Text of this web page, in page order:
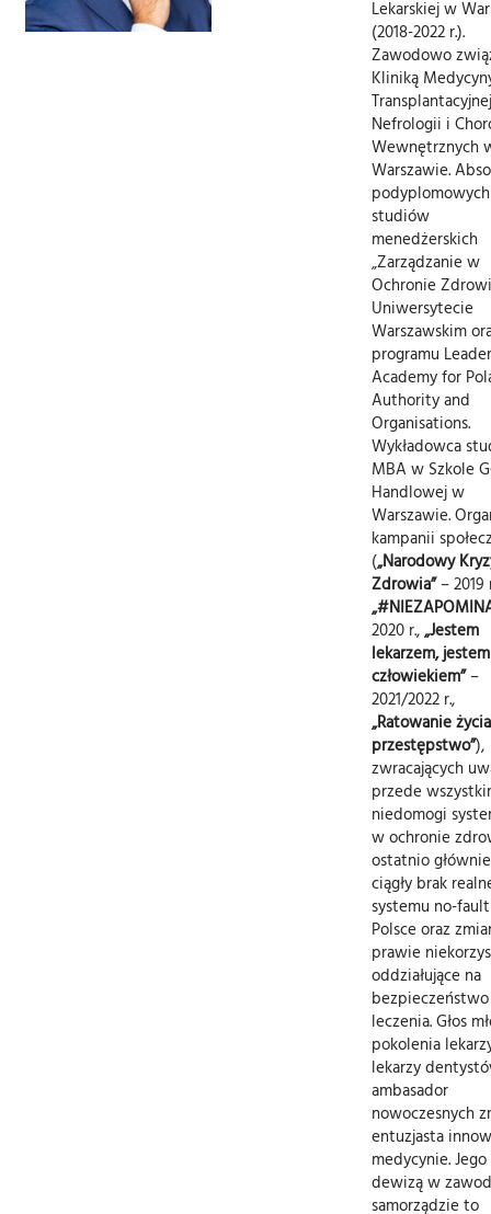
Lekarskiej w
(2018-2022 r.).
Zawodowo
Kliniką
Nefrologii i
Wewnętrznych
Warszawie.
podyplomowych
studiów
menedżerskich
„Zarządzanie w
Ochronie
Uniwersytecie
Warszawskim
programu
Academy for
Authority and
Organisations.
Wykładowca
MBA w Szkole
Handlowej w
Warszawie.
kampanii
(„Narodowy
Zdrowia”– 2019
2020 r.,„Jestem
lekarzem, jestem
człowiekiem”–
2021/2022 r.,
„Ratowanie
przestępstwo”),
zwracających
przede
niedomogi
w ochronie
ostatnio
ciągły brak
systemu no-
Polsce oraz
prawie
oddziałujące na
bezpieczeństwo
leczenia. Głos
pokolenia
lekarzy
ambasador
nowoczesnych
entuzjasta
medycynie. Jego
dewizą w
samorządzie to